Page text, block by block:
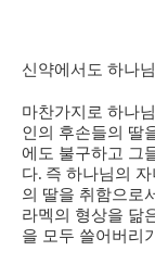
신약에서도 하나
마찬가지로 하나
인의 후손들의 딸
에도 불구하고 그
다. 즉 하나님의
의 딸을 취함으로
라멕의 형상을 닮
을 모두 쓸어버리